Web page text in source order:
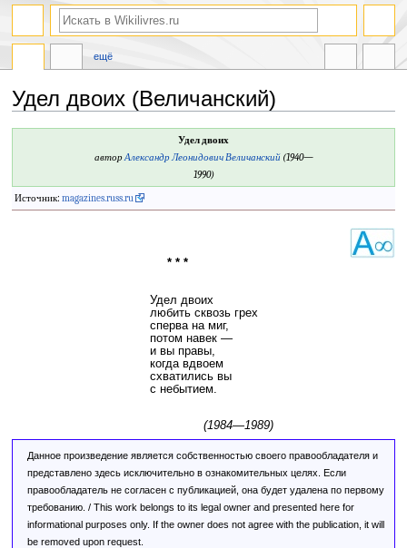
Удел двоих (Величанский)
Удел двоих
авторАлександр Леонидович Величанский(1940—
1990)
Источник: magazines.russ.ru
* * *
Удел двоих
любить сквозь грех
сперва на миг,
потом навек —
и вы правы,
когда вдвоем
схватились вы
с небытием.
(1984—1989)
Данное произведение является собственностью своего правообладателя и
представлено здесь исключительно в ознакомительных целях. Если
правообладатель не согласен с публикацией, она будет удалена по первому
требованию. / This work belongs to its legal owner and presented here for
informational purposes only. If the owner does not agree with the publication, it will
be removed upon request.
ещё